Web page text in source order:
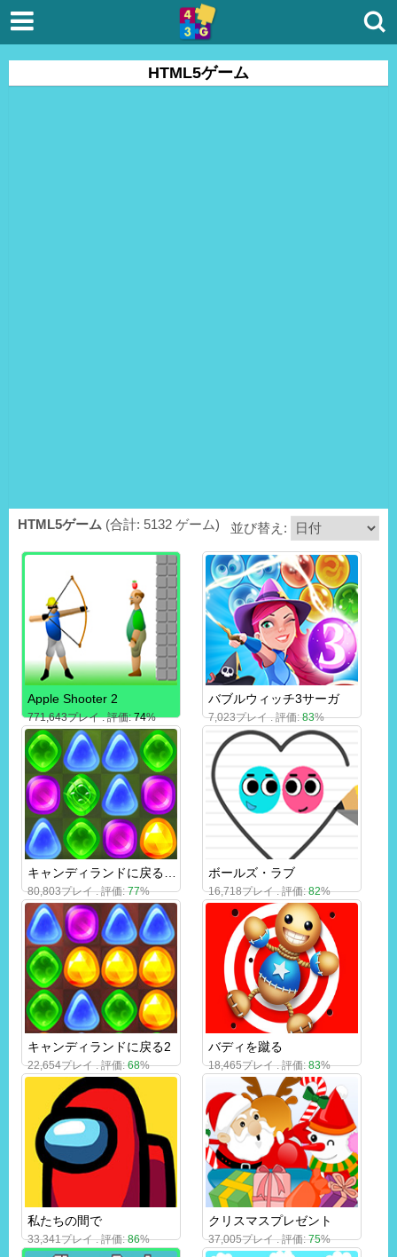
HTML5ゲーム
HTML5ゲーム (合計: 5132 ゲーム) 並び替え:
Apple Shooter 2
771,643プレイ . 評価:74%
バブルウィッチ3サーガ
7,023プレイ . 評価:83%
80,803プレイ . 評価:77%
ボールズ・ラブ
16,718プレイ . 評価:82%
キャンディランドに戻る2
22,654プレイ . 評価:68%
バディを蹴る
18,465プレイ . 評価:83%
私たちの間で
33,341プレイ . 評価:86%
クリスマスプレゼント
37,005プレイ . 評価:75%